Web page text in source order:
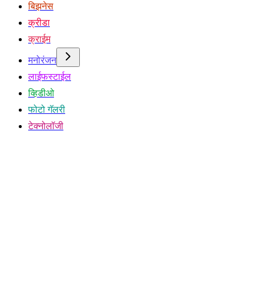
बिझनेस
क्रीडा
क्राईम
मनोरंजन
लाईफस्टाईल
व्हिडीओ
फोटो गॅलरी
टेक्नोलॉजी